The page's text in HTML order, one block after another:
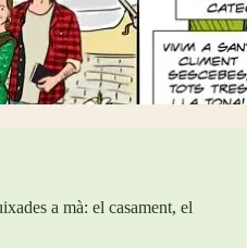
a mà: el casament, el